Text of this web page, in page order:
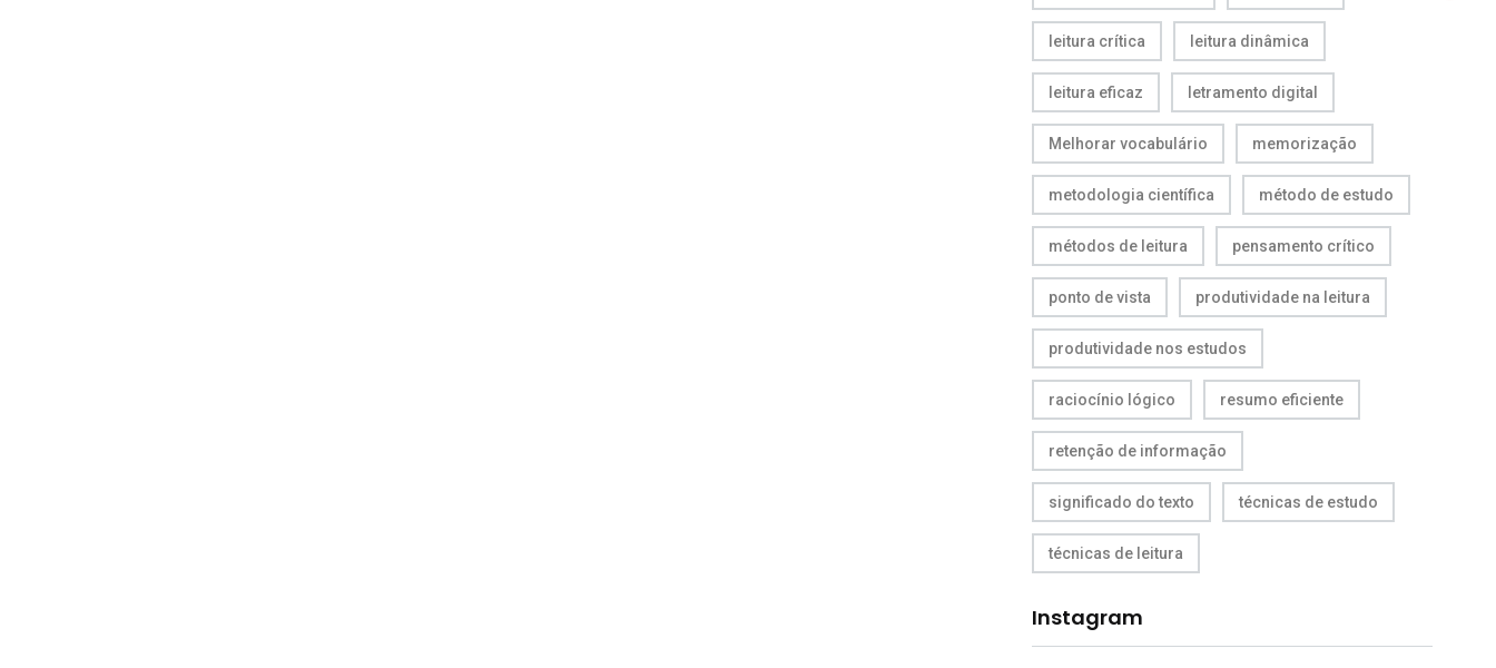
leitura crítica leitura dinâmica
leitura eficaz letramento digital
Melhorar vocabulário memorização
metodologia científica método de estudo
métodos de leitura pensamento crítico
ponto de vista produtividade na leitura
produtividade nos estudos
raciocínio lógico resumo eficiente
retenção de informação
significado do texto técnicas de estudo
técnicas de leitura
Instagram